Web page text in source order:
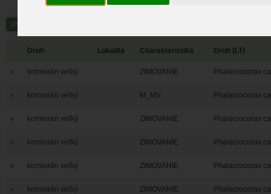
Druh Lokalita Charakteristika Druh (LT)
kormorán veľký ZIMOVANIE Phalacrocorax
kormorán veľký M_MV Phalacrocorax
kormorán veľký ZIMOVANIE Phalacrocorax
kormorán veľký ZIMOVANIE Phalacrocorax
kormorán veľký ZIMOVANIE Phalacrocorax
kormorán veľký ZIMOVANIE Phalacrocorax